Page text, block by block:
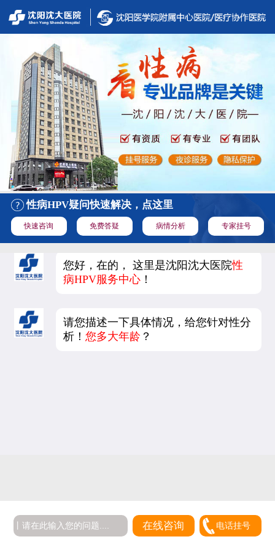
性病HPV疑问快速解决，点这里
快速咨询 免费答疑 病情分析 专家挂号
您好，在的， 这里是沈阳沈大医院性
病HPV服务中心 ！
请您描述一下具体情况，给您针对性分
析！您多大年龄 ？
在线咨询 电话挂号